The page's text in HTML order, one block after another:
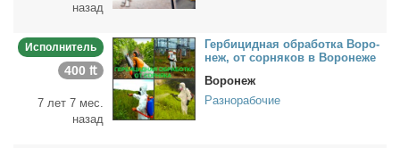
назад
Исполнитель
400 ₶
7 лет 7 мес.
назад
Гер­би­цид­ная об­ра­бот­ка Во­ро­
неж, от сор­ня­ков в Во­ро­не­же
Воронеж
Разнорабочие